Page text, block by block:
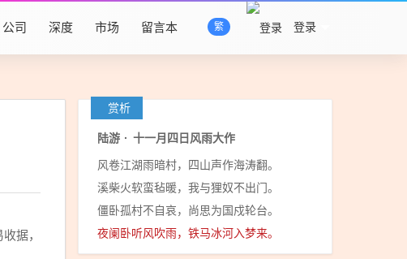
登录
繁
公司 深度 市场 留言本
据，
赏析
陆游 · 十一月四日风雨大作
风卷江湖雨暗村，四山声作海涛翻。
溪柴火软蛮毡暖，我与狸奴不出门。
僵卧孤村不自哀，尚思为国戍轮台。
夜阑卧听风吹雨，铁马冰河入梦来。